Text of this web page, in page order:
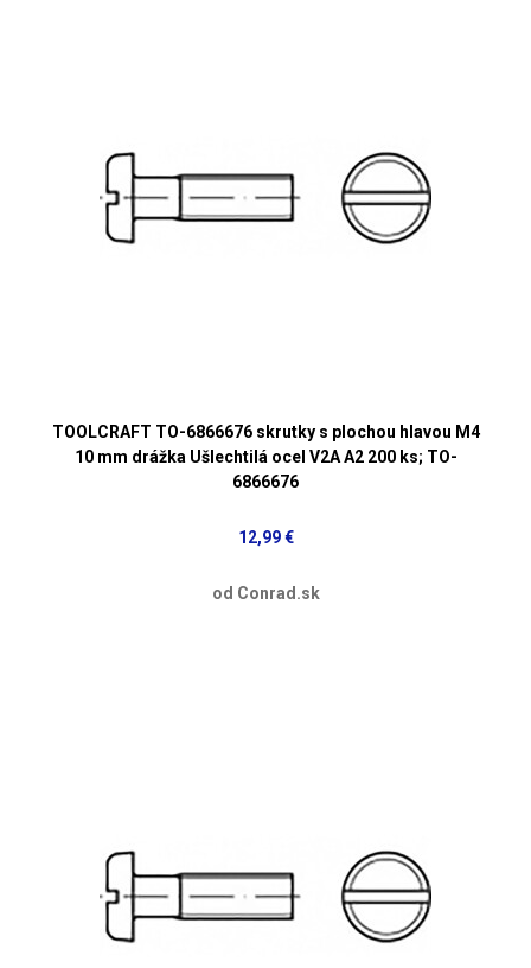
TOOLCRAFT TO-6866676 skrutky s plochou hlavou M4
10 mm drážka Ušlechtilá ocel V2A A2 200 ks; TO-
6866676
12,99 €
od Conrad.sk